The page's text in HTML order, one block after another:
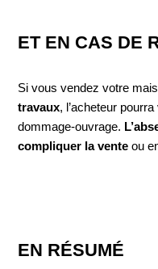
ET EN CAS DE
Si vous vendez votre
travaux, l’acheteur
dommage-ouvrage.
compliquer la vente ou
EN RÉSUMÉ